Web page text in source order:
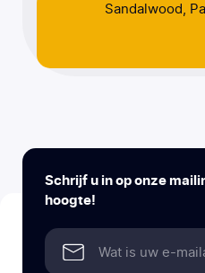
Sandalwood,
Schrijf u in op onze
hoogte!